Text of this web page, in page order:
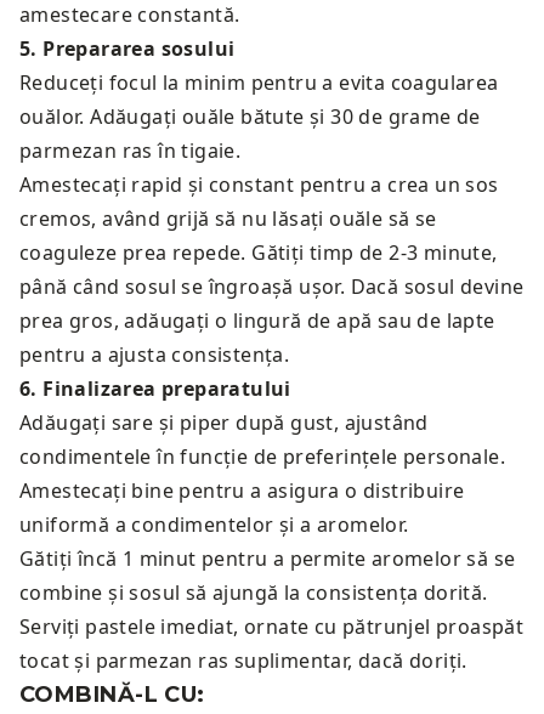
amestecare constantă.
5. Prepararea sosului
Reduceți focul la minim pentru a evita coagularea
ouălor. Adăugați ouăle bătute și 30 de grame de
parmezan ras în tigaie.
Amestecați rapid și constant pentru a crea un sos
cremos, având grijă să nu lăsați ouăle să se
coaguleze prea repede. Gătiți timp de 2-3 minute,
până când sosul se îngroașă ușor. Dacă sosul devine
prea gros, adăugați o lingură de apă sau de lapte
pentru a ajusta consistența.
6. Finalizarea preparatului
Adăugați sare și piper după gust, ajustând
condimentele în funcție de preferințele personale.
Amestecați bine pentru a asigura o distribuire
uniformă a condimentelor și a aromelor.
Gătiți încă 1 minut pentru a permite aromelor să se
combine și sosul să ajungă la consistența dorită.
Serviți pastele imediat, ornate cu pătrunjel proaspăt
tocat și parmezan ras suplimentar, dacă doriți.
COMBINĂ-L CU: